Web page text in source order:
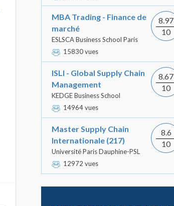
MBA Trading - Finance de
marché
ESLSCA Business School Paris
15830 vues
8.97
10
ISLI - Global Supply Chain
Management
KEDGE Business School
14964 vues
8.67
10
Master Supply Chain
Internationale (217)
Université Paris Dauphine-PSL
12972 vues
8.6
10